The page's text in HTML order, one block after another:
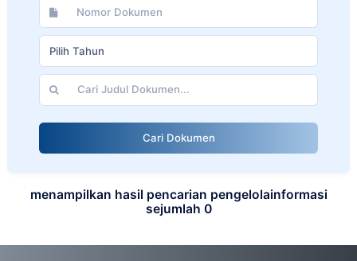
Pilih Tahun
Cari Dokumen
menampilkan hasil pencarian pengelolainformasi
sejumlah 0